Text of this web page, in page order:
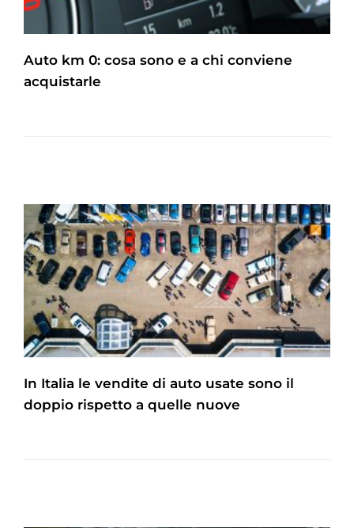
Auto km 0: cosa sono e a chi conviene
acquistarle
In Italia le vendite di auto usate sono il
doppio rispetto a quelle nuove